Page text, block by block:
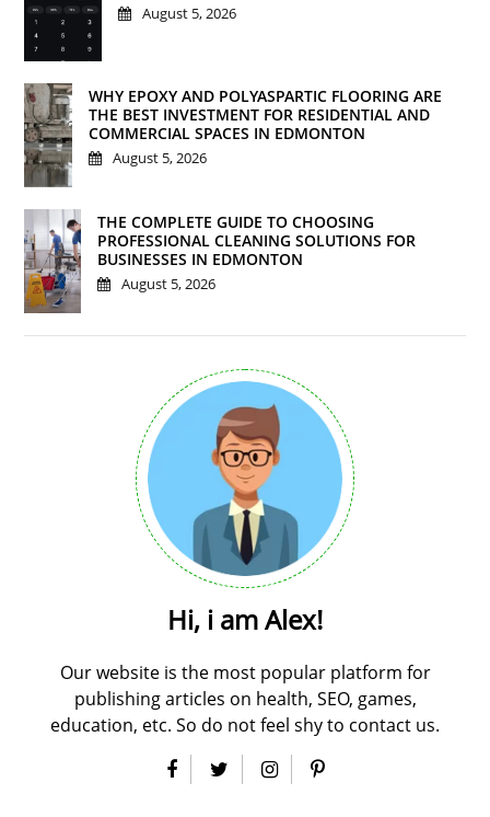
August 5, 2026
WHY EPOXY AND POLYASPARTIC FLOORING ARE
THE BEST INVESTMENT FOR RESIDENTIAL AND
COMMERCIAL SPACES IN EDMONTON
August 5, 2026
THE COMPLETE GUIDE TO CHOOSING
PROFESSIONAL CLEANING SOLUTIONS FOR
BUSINESSES IN EDMONTON
August 5, 2026
Hi, i am Alex!
Our website is the most popular platform for
publishing articles on health, SEO, games,
education, etc. So do not feel shy to contact us.